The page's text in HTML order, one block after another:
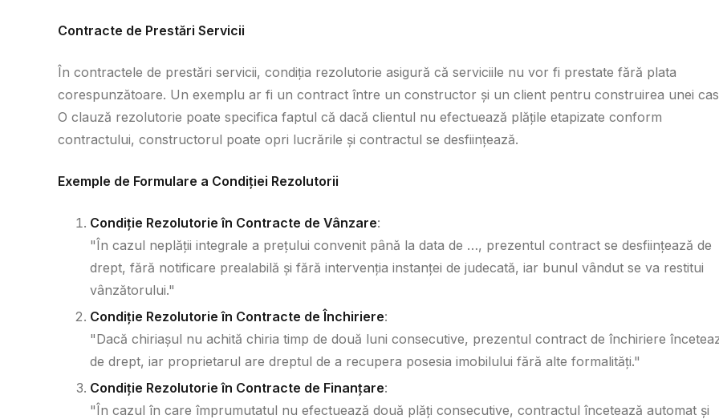
Contracte de Prestări Servicii
În contractele de prestări servicii, condiția rezolutorie asigură că serviciile nu vor fi prestate fără plata
corespunzătoare. Un exemplu ar fi un contract între un constructor și un client pentru construirea unei
O clauză rezolutorie poate specifica faptul că dacă clientul nu efectuează plățile etapizate conform
contractului, constructorul poate opri lucrările și contractul se desființează.
Exemple de Formulare a Condiției Rezolutorii
Condiție Rezolutorie în Contracte de Vânzare:
"În cazul neplății integrale a prețului convenit până la data de …, prezentul contract se desființează de
drept, fără notificare prealabilă și fără intervenția instanței de judecată, iar bunul vândut se va restitui
vânzătorului."
Condiție Rezolutorie în Contracte de Închiriere:
"Dacă chiriașul nu achită chiria timp de două luni consecutive, prezentul contract de închiriere
de drept, iar proprietarul are dreptul de a recupera posesia imobilului fără alte formalități."
Condiție Rezolutorie în Contracte de Finanțare:
"În cazul în care împrumutatul nu efectuează două plăți consecutive, contractul încetează automat și